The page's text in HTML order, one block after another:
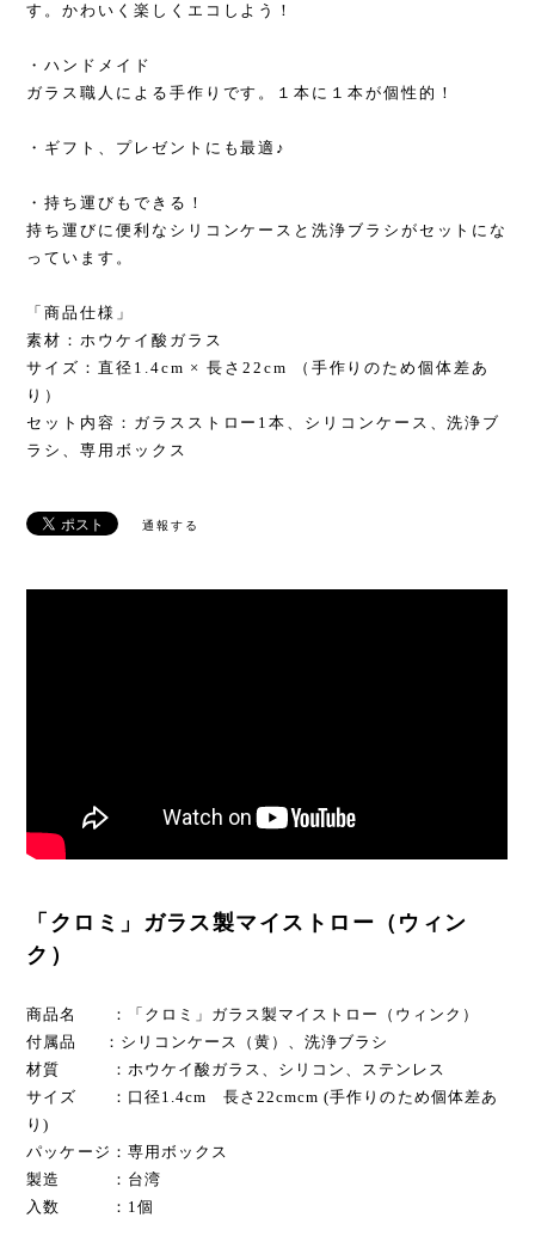
す。かわいく楽しくエコしよう！
・ハンドメイド
ガラス職人による手作りです。１本に１本が個性的！
・ギフト、プレゼントにも最適♪
・持ち運びもできる！
持ち運びに便利なシリコンケースと洗浄ブラシがセットにな
っています。
「商品仕様」
素材：ホウケイ酸ガラス
サイズ：直径1.4cm × 長さ22cm （手作りのため個体差あ
り）
セット内容：ガラスストロー1本、シリコンケース、洗浄ブ
ラシ、専用ボックス
通報する
「クロミ」ガラス製マイストロー（ウィン
ク）
商品名 ：「クロミ」ガラス製マイストロー（ウィンク）
付属品 ：シリコンケース（黄）、洗浄ブラシ
材質 ：ホウケイ酸ガラス、シリコン、ステンレス
サイズ ：口径1.4cm 長さ22cmcm (手作りのため個体差あ
り)
パッケージ：専用ボックス
製造 ：台湾
入数 ：1個